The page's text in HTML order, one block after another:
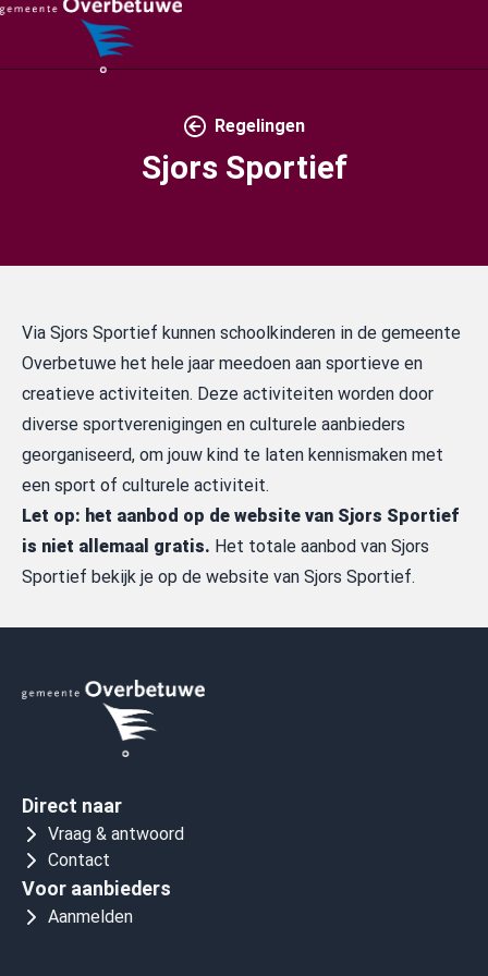
Regelingen
Sjors Sportief
Via Sjors Sportief kunnen schoolkinderen in de gemeente
Overbetuwe het hele jaar meedoen aan sportieve en
creatieve activiteiten. Deze activiteiten worden door
diverse sportverenigingen en culturele aanbieders
georganiseerd, om jouw kind te laten kennismaken met
een sport of culturele activiteit.
Let op: het aanbod op de website van Sjors Sportief
is niet allemaal gratis. Het totale aanbod van Sjors
Sportief bekijk je op de website van Sjors Sportief.
Direct naar
Vraag & antwoord
Contact
Voor aanbieders
Aanmelden